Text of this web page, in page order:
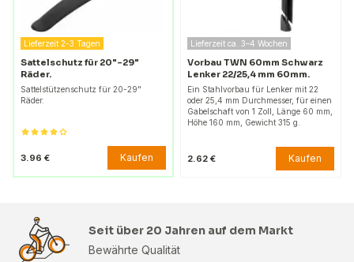
Lieferzeit 2-3 Tagen
Sattelschutz für 20"-29"
Räder.
Sattelstützenschutz für 20-29"
Räder.
3.96 € Kaufen
Lieferzeit ca. 3–4 Wochen
Vorbau TWN 60mm Schwarz
Lenker 22/25,4 mm 60mm.
Ein Stahlvorbau für Lenker mit 22
oder 25,4 mm Durchmesser, für einen
Gabelschaft von 1 Zoll, Länge 60 mm,
Höhe 160 mm, Gewicht 315 g.
2.62 € Kaufen
Seit über 20 Jahren auf dem Markt
Bewährte Qualität